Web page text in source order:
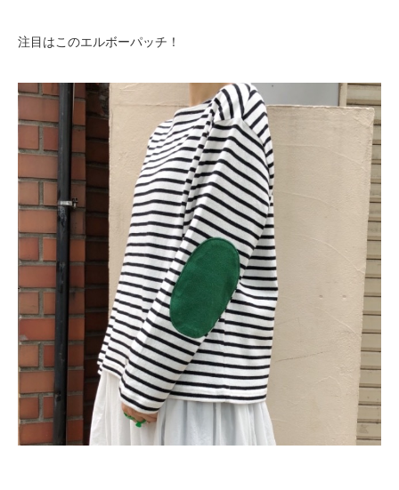
注目はこのエルボーパッチ！